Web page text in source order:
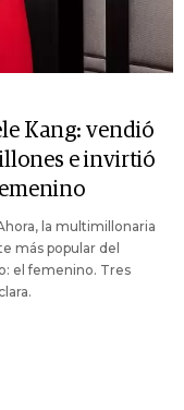
Kang: vendió
e invirtió
la multimillonaria
más popular del
el femenino. Tres